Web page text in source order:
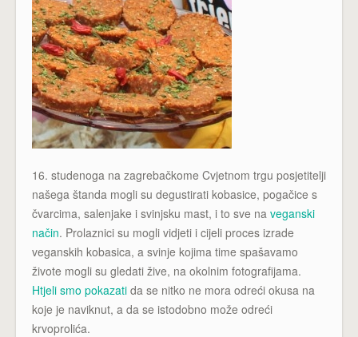
16. studenoga na zagrebačkome Cvjetnom trgu posjetitelji
našega štanda mogli su degustirati kobasice, pogačice s
čvarcima, salenjake i svinjsku mast, i to sve na veganski
način. Prolaznici su mogli vidjeti i cijeli proces izrade
veganskih kobasica, a svinje kojima time spašavamo
živote mogli su gledati žive, na okolnim fotografijama.
Htjeli smo pokazati da se nitko ne mora odreći okusa na
koje je naviknut, a da se istodobno može odreći
krvoprolića.